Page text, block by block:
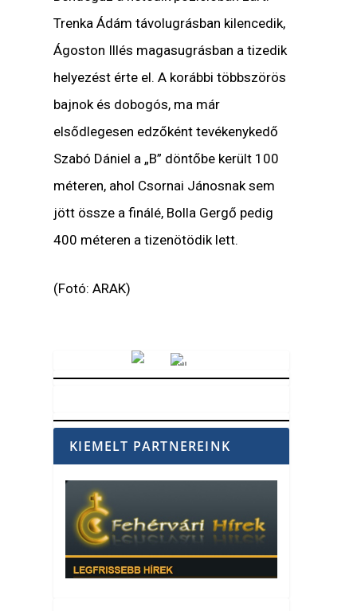
Trenka Ádám távolugrásban kilencedik,
Ágoston Illés magasugrásban a tizedik
helyezést érte el. A korábbi többszörös
bajnok és dobogós, ma már
elsődlegesen edzőként tevékenykedő
Szabó Dániel a „B” döntőbe került 100
méteren, ahol Csornai Jánosnak sem
jött össze a finálé, Bolla Gergő pedig
400 méteren a tizenötödik lett.
(Fotó: ARAK)
KIEMELT PARTNEREINK